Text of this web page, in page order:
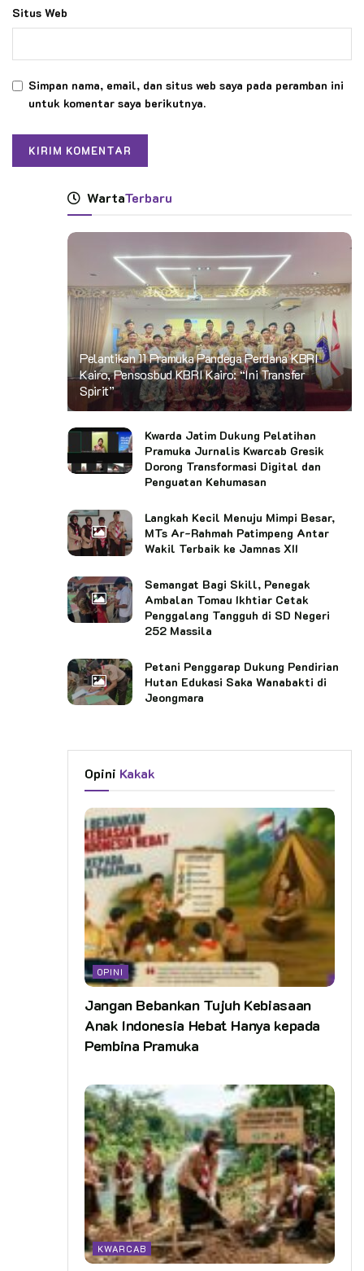
Situs Web
Simpan nama, email, dan situs web saya pada peramban ini
untuk komentar saya berikutnya.
WartaTerbaru
Pelantikan 11 Pramuka Pandega Perdana KBRI
Kairo, Pensosbud KBRI Kairo: “Ini Transfer
Spirit”
Kwarda Jatim Dukung Pelatihan
Pramuka Jurnalis Kwarcab Gresik
Dorong Transformasi Digital dan
Penguatan Kehumasan
Langkah Kecil Menuju Mimpi Besar,
MTs Ar-Rahmah Patimpeng Antar
Wakil Terbaik ke Jamnas XII
Semangat Bagi Skill, Penegak
Ambalan Tomau Ikhtiar Cetak
Penggalang Tangguh di SD Negeri
252 Massila
Petani Penggarap Dukung Pendirian
Hutan Edukasi Saka Wanabakti di
Jeongmara
Opini Kakak
OPINI
Jangan Bebankan Tujuh Kebiasaan
Anak Indonesia Hebat Hanya kepada
Pembina Pramuka
KWARCAB